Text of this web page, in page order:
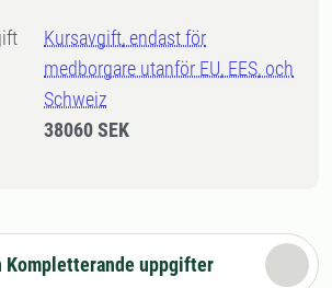
Kursavgift, endast för
medborgare utanför EU, EES, och
Schweiz
38060 SEK
Kompletterande uppgifter